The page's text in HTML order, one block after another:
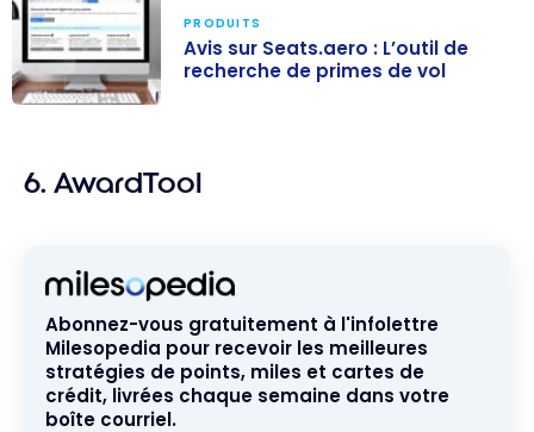
L’outil de
PRODUITS
Avis sur Seats.aero : L’outil de
recherche de primes de vol
6. AwardTool
Abonnez-vous gratuitement à l'infolettre
Milesopedia pour recevoir les meilleures
stratégies de points, miles et cartes de
crédit, livrées chaque semaine dans votre
boîte courriel.